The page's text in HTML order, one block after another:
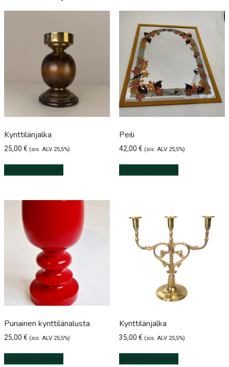
Kynttilänjalka
25,00 € (sis. ALV 25,5%)
Lisää ostoskoriin
Peili
42,00 € (sis. ALV 25,5%)
Lisää ostoskoriin
Punainen kynttilänalusta
25,00 € (sis. ALV 25,5%)
Lisää ostoskoriin
Kynttilänjalka
35,00 € (sis. ALV 25,5%)
Lisää ostoskoriin